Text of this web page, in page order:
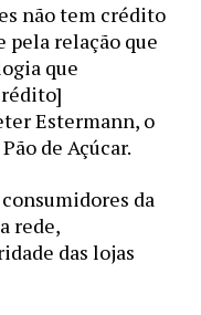
não tem crédito
pela relação que
que
Estermann, o
de Açúcar.
da
rede,
das lojas